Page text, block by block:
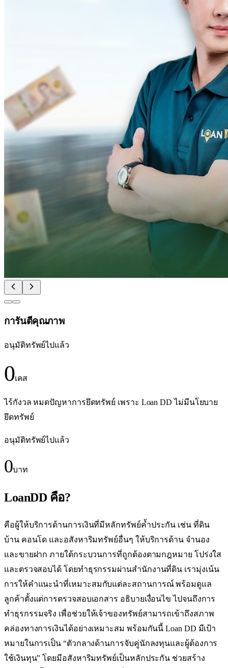
การันตีคุณภาพ
อนุมัติทรัพย์ไปแล้ว
0เคส
ไร้กังวล หมดปัญหาการยึดทรัพย์ เพราะ Loan DD ไม่มีนโยบาย
ยึดทรัพย์
อนุมัติทรัพย์ไปแล้ว
0บาท
LoanDD คือ?
คือผู้ให้บริการด้านการเงินที่มีหลักทรัพย์ค้ำประกัน เช่น ที่ดิน
บ้าน คอนโด และอสังหาริมทรัพย์อื่นๆ ให้บริการด้าน จำนอง
และขายฝาก ภายใต้กระบวนการที่ถูกต้องตามกฎหมาย โปร่งใส
และตรวจสอบได้ โดยทำธุรกรรมผ่านสำนักงานที่ดิน เรามุ่งเน้น
การให้คำแนะนำที่เหมาะสมกับแต่ละสถานการณ์ พร้อมดูแล
ลูกค้าตั้งแต่การตรวจสอบเอกสาร อธิบายเงื่อนไข ไปจนถึงการ
ทำธุรกรรมจริง เพื่อช่วยให้เจ้าของทรัพย์สามารถเข้าถึงสภาพ
คล่องทางการเงินได้อย่างเหมาะสม พร้อมกันนี้ Loan DD มีเป้า
หมายในการเป็น “ตัวกลางด้านการจับคู่นักลงทุนและผู้ต้องการ
ใช้เงินทุน” โดยมีอสังหาริมทรัพย์เป็นหลักประกัน ช่วยสร้าง